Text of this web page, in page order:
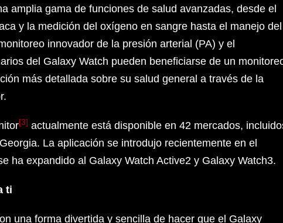
amplia gama de funciones de salud avanzadas, desde el
y la medición del oxígeno en sangre hasta el manejo del
innovador de la presión arterial (PA) y el
del Galaxy Watch pueden beneficiarse de un
más detallada sobre su salud general a través de la
[3] actualmente está disponible en 42 mercados,
La aplicación se introdujo recientemente en el
ha expandido al Galaxy Watch Active2 y Galaxy Watch3.
ti
una forma divertida y sencilla de hacer que el Galaxy